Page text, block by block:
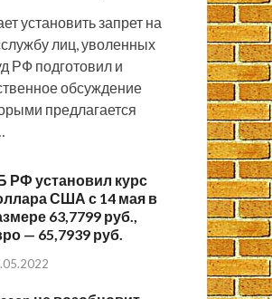
установить запрет на
лиц, уволенных
РФ подготовил и
обсуждение
предлагается
РФ установил курс
США с 14 мая в
63,7799 руб.,
— 65,7939 руб.